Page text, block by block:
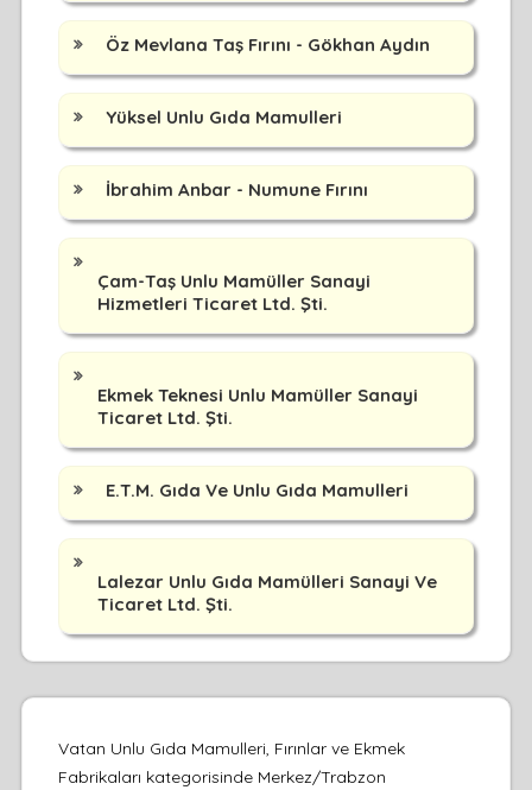
Öz Mevlana Taş Fırını - Gökhan Aydın
Yüksel Unlu Gıda Mamulleri
İbrahim Anbar - Numune Fırını
Çam-Taş Unlu Mamüller Sanayi
Hizmetleri Ticaret Ltd. Şti.
Ekmek Teknesi Unlu Mamüller Sanayi
Ticaret Ltd. Şti.
E.T.M. Gıda Ve Unlu Gıda Mamulleri
Lalezar Unlu Gıda Mamülleri Sanayi Ve
Ticaret Ltd. Şti.
Vatan Unlu Gıda Mamulleri, Fırınlar ve Ekmek
Fabrikaları kategorisinde Merkez/Trabzon